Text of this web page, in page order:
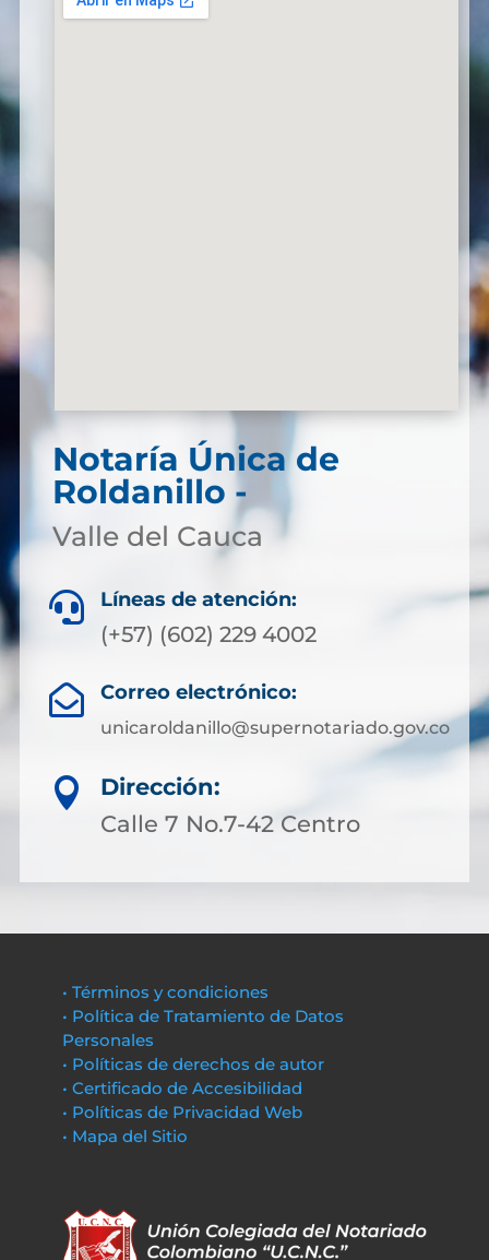
Notaría Única de
Roldanillo -
Valle del Cauca
 Líneas de atención:
(+57) (602) 229 4002
 Correo electrónico:
unicaroldanillo@supernotariado.gov.co

Dirección:
Calle 7 No.7-42 Centro
• Términos y condiciones
• Política de Tratamiento de Datos
Personales
• Políticas de derechos de autor
• Certificado de Accesibilidad
• Políticas de Privacidad Web
• Mapa del Sitio